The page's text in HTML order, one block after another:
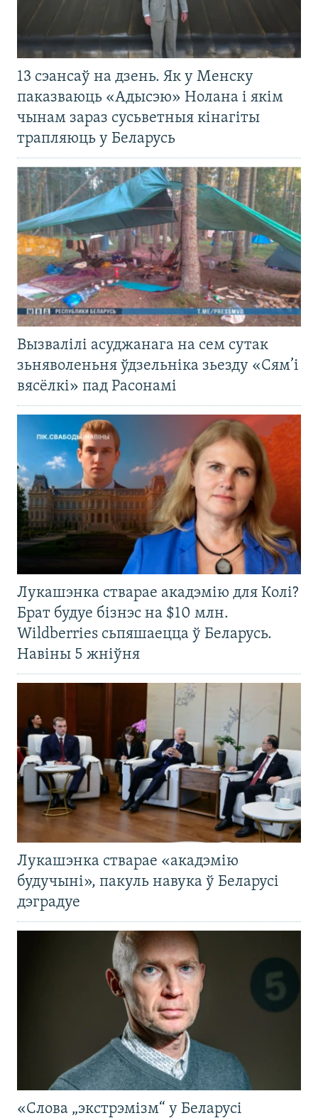
13 сэансаў на дзень. Як у Менску
паказваюць «Адысэю» Нолана і якім
чынам зараз сусьветныя кінагіты
трапляюць у Беларусь
Вызвалілі асуджанага на сем сутак
зьняволеньня ўдзельніка зьезду «Сям’і
вясёлкі» пад Расонамі
Лукашэнка стварае акадэмію для Колі?
Брат будуе бізнэс на $10 млн.
Wildberries сьпяшаецца ў Беларусь.
Навіны 5 жніўня
Лукашэнка стварае «акадэмію
будучыні», пакуль навука ў Беларусі
дэградуе
«Слова „экстрэмізм“ у Беларусі